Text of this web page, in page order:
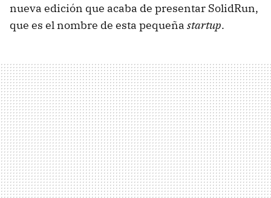
nueva edición que acaba de presentar SolidRun,
que es el nombre de esta pequeña startup.